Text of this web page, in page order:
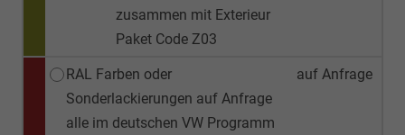
zusammen mit Exterieur
Paket Code Z03
RAL Farben oder
Sonderlackierungen auf Anfrage
alle im deutschen VW Programm
auf Anfrage